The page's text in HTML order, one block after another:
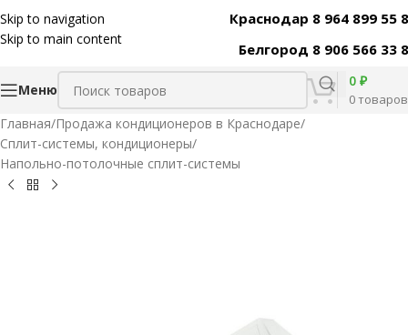
Skip to navigation
Skip to main content
Краснодар 8 964 899 55
Белгород 8 906 566 33
Меню
0товаров
0 ₽
Главная/Продажа кондиционеров в Краснодаре/
Сплит-системы, кондиционеры/
Напольно-потолочные сплит-системы
Код товара:42796